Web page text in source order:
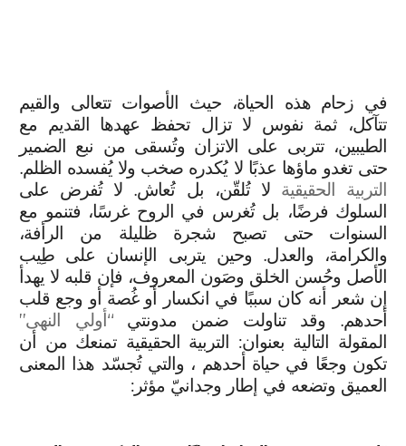
في زحام هذه الحياة، حيث الأصوات تتعالى والقيم
تتآكل، ثمة نفوس لا تزال تحفظ عهدها القديم مع
الطيبين، تتربى على الاتزان وتُسقى من نبع الضمير
حتى تغدو ماؤها عذبًا لا يُكدره صخب ولا يُفسده الظلم.
التربية الحقيقية لا تُلقّن، بل تُعاش. لا تُفرض على
السلوك فرضًا، بل تُغرس في الروح غرسًا، فتنمو مع
السنوات حتى تصبح شجرة ظليلة من الرأفة،
والكرامة، والعدل. وحين يتربى الإنسان على طِيب
الأصل وحُسن الخلق وصَون المعروف، فإن قلبه لا يهدأ
إن شعر أنه كان سببًا في انكسار أو غُصة أو وجع قلب
أحدهم. وقد تناولت ضمن مدونتي“أولي النهى”
المقولة التالية بعنوان: التربية الحقيقية تمنعك من أن
تكون وجعًا في حياة أحدهم ، والتي تُجسّد هذا المعنى
العميق وتضعه في إطار وجدانيّ مؤثر: